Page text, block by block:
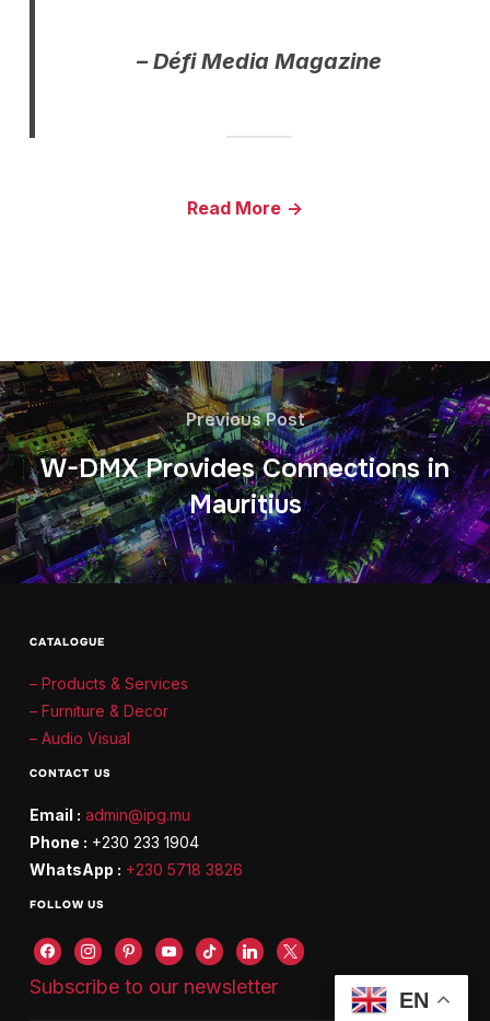
– Défi Media Magazine
Read More ->
Previous Post
W-DMX Provides Connections in
Mauritius
CATALOGUE
– Products & Services
– Furniture & Decor
– Audio Visual
CONTACT US
Email : admin@ipg.mu
Phone : +230 233 1904
WhatsApp : +230 5718 3826
FOLLOW US
Subscribe to our newsletter
EN